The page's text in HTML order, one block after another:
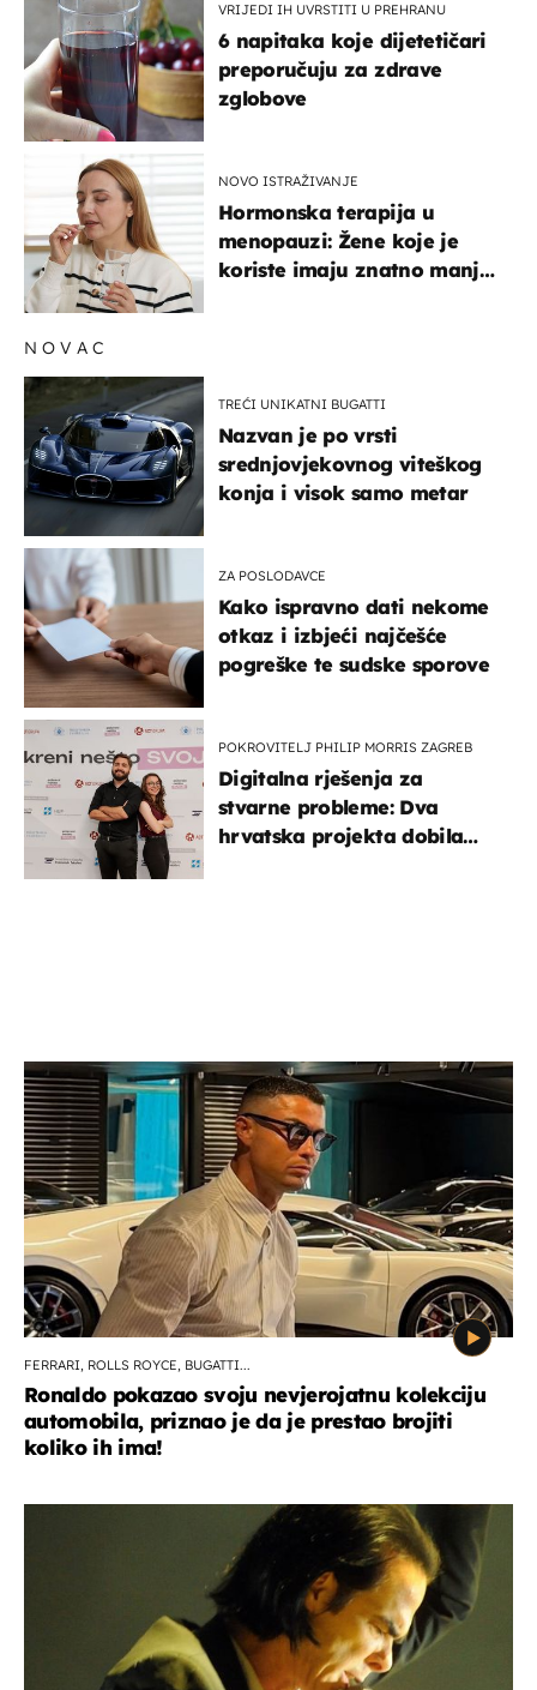
VRIJEDI IH UVRSTITI U PREHRANU
6 napitaka koje dijetetičari
preporučuju za zdrave
zglobove
NOVO ISTRAŽIVANJE
Hormonska terapija u
menopauzi: Žene koje je
koriste imaju znatno manji
NOVAC
TREĆI UNIKATNI BUGATTI
Nazvan je po vrsti
srednjovjekovnog viteškog
konja i visok samo metar
ZA POSLODAVCE
Kako ispravno dati nekome
otkaz i izbjeći najčešće
pogreške te sudske sporove
POKROVITELJ PHILIP MORRIS ZAGREB
Digitalna rješenja za
stvarne probleme: Dva
hrvatska projekta dobila
FERRARI, ROLLS ROYCE, BUGATTI...
Ronaldo pokazao svoju nevjerojatnu kolekciju
automobila, priznao je da je prestao brojiti
koliko ih ima!